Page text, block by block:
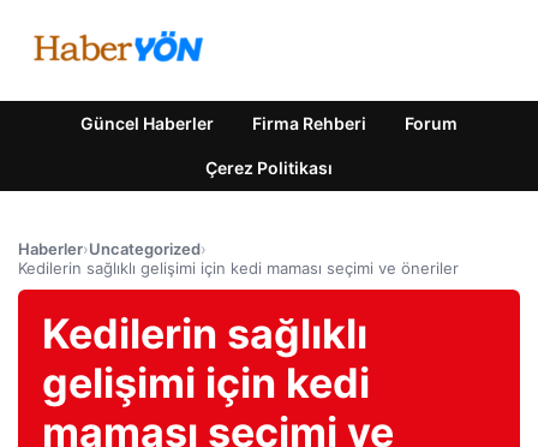
Güncel Haberler Firma Rehberi Forum
Çerez Politikası
Haberler›Uncategorized›
Kedilerin sağlıklı gelişimi için kedi maması seçimi ve öneriler
Kedilerin sağlıklı
gelişimi için kedi
maması seçimi ve